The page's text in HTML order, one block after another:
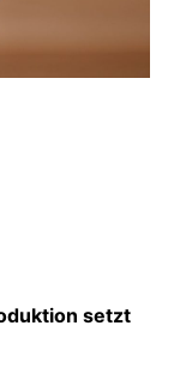
setzt